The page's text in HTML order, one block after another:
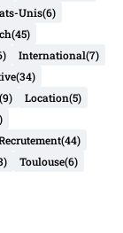
Unis(6)
(45)
International(7)
(34)
(9) Location(5)
(44)
Toulouse(6)